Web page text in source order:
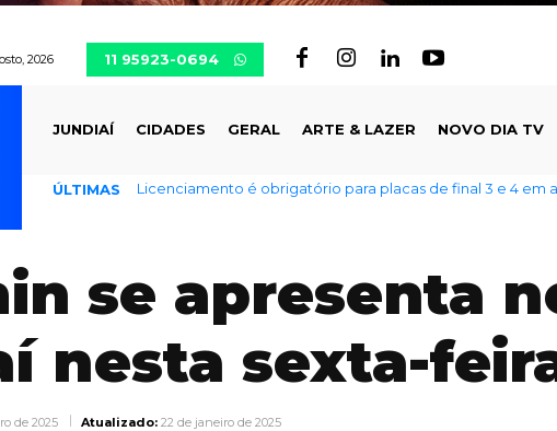
2026 11 95923-0694
JUNDIAÍ CIDADES GERAL ARTE & LAZER NOVO DIA TV
ÚLTIMAS Endividamento das famílias sobe para 82%, mas
se apresenta
nesta sexta-
de 2025 Atualizado: 22 de janeiro de 2025